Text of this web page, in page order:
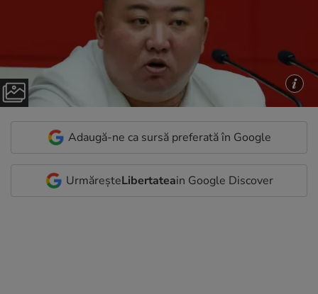
Adaugă-ne ca sursă preferată în Google
UrmăreșteLibertateain Google Discover